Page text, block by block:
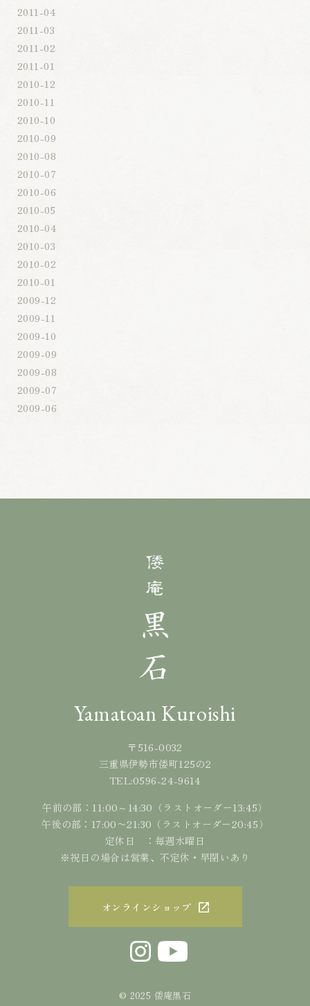
2011-04
2011-03
2011-02
2011-01
2010-12
2010-11
2010-10
2010-09
2010-08
2010-07
2010-06
2010-05
2010-04
2010-03
2010-02
2010-01
2009-12
2009-11
2009-10
2009-09
2009-08
2009-07
2009-06
Yamatoan Kuroishi
〒516-0032
三重県伊勢市倭町125の2
TEL:0596-24-9614
午前の部：11:00～14:30（ラストオーダー13:45）
午後の部：17:00〜21:30（ラストオーダー20:45）
定休日 ：毎週水曜日
※祝日の場合は営業、不定休・早閉いあり
オンラインショップ
© 2025 倭庵黒石